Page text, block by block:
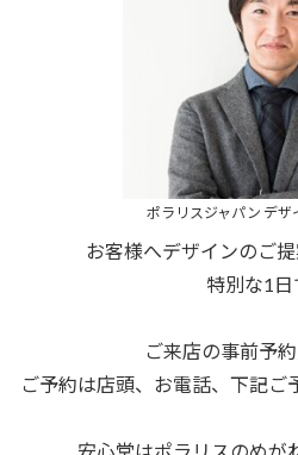
ポラリスジャパン デ
お客様へデザインのご
特別な1日
ご来店の事前予約
ご予約は店頭、お電話、下記ご
安心堂はポラリスのめが